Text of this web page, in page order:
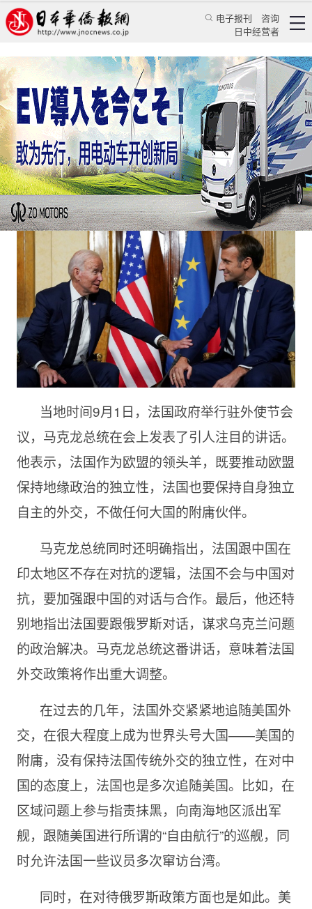
电子报刊
咨询
日中经营者
法国外交为何不愿再做任何大国的附庸
余娟 评论 国际视角
日本华侨报 2022/9/6 16:45:34
当地时间9月1日，法国政府举行驻外使节会
议，马克龙总统在会上发表了引人注目的讲话。
他表示，法国作为欧盟的领头羊，既要推动欧盟
保持地缘政治的独立性，法国也要保持自身独立
自主的外交，不做任何大国的附庸伙伴。
马克龙总统同时还明确指出，法国跟中国在
印太地区不存在对抗的逻辑，法国不会与中国对
抗，要加强跟中国的对话与合作。最后，他还特
别地指出法国要跟俄罗斯对话，谋求乌克兰问题
的政治解决。马克龙总统这番讲话，意味着法国
外交政策将作出重大调整。
在过去的几年，法国外交紧紧地追随美国外
交，在很大程度上成为世界头号大国——美国的
附庸，没有保持法国传统外交的独立性，在对中
国的态度上，法国也是多次追随美国。比如，在
区域问题上参与指责抹黑，向南海地区派出军
舰，跟随美国进行所谓的“自由航行”的巡舰，同
时允许法国一些议员多次窜访台湾。
同时，在对待俄罗斯政策方面也是如此。美